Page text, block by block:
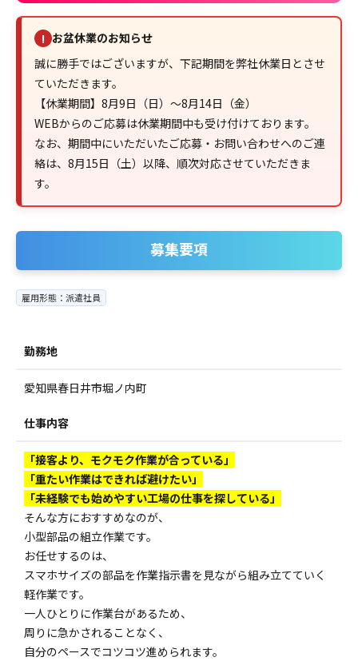
! お盆休業のお知らせ
誠に勝手ではございますが、下記期間を弊社休業日とさせ
ていただきます。
【休業期間】8月9日（日）～8月14日（金）
WEBからのご応募は休業期間中も受け付けております。
なお、期間中にいただいたご応募・お問い合わせへのご連
絡は、8月15日（土）以降、順次対応させていただきま
す。
募集要項
雇用形態：派遣社員
勤務地
愛知県春日井市堀ノ内町
仕事内容
「接客より、モクモク作業が合っている」
「重たい作業はできれば避けたい」
「未経験でも始めやすい工場の仕事を探している」
そんな方におすすめなのが、
小型部品の組立作業です。
お任せするのは、
スマホサイズの部品を作業指示書を見ながら組み立てていく
軽作業です。
一人ひとりに作業台があるため、
周りに急かされることなく、
自分のペースでコツコツ進められます。